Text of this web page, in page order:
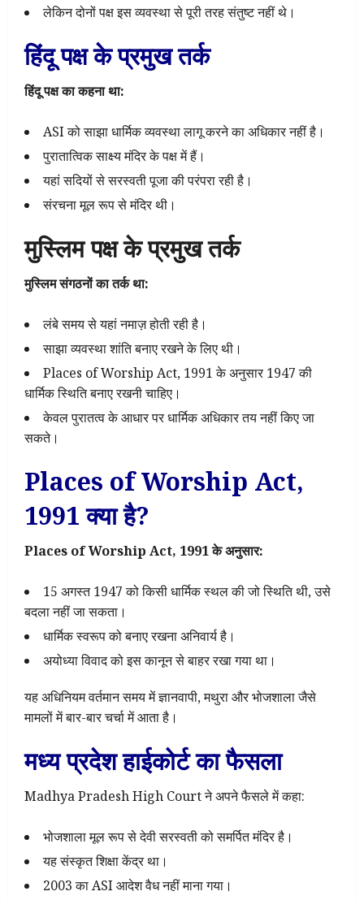
लेकिन दोनों पक्ष इस व्यवस्था से पूरी तरह संतुष्ट नहीं थे।
हिंदू पक्ष के प्रमुख तर्क
हिंदू पक्ष का कहना था:
ASI को साझा धार्मिक व्यवस्था लागू करने का अधिकार नहीं है।
पुरातात्विक साक्ष्य मंदिर के पक्ष में हैं।
यहां सदियों से सरस्वती पूजा की परंपरा रही है।
संरचना मूल रूप से मंदिर थी।
मुस्लिम पक्ष के प्रमुख तर्क
मुस्लिम संगठनों का तर्क था:
लंबे समय से यहां नमाज़ होती रही है।
साझा व्यवस्था शांति बनाए रखने के लिए थी।
Places of Worship Act, 1991 के अनुसार 1947 की
धार्मिक स्थिति बनाए रखनी चाहिए।
केवल पुरातत्व के आधार पर धार्मिक अधिकार तय नहीं किए जा
सकते।
Places of Worship Act,
1991 क्या है?
Places of Worship Act, 1991 के अनुसार:
15 अगस्त 1947 को किसी धार्मिक स्थल की जो स्थिति थी, उसे
बदला नहीं जा सकता।
धार्मिक स्वरूप को बनाए रखना अनिवार्य है।
अयोध्या विवाद को इस कानून से बाहर रखा गया था।
यह अधिनियम वर्तमान समय में ज्ञानवापी, मथुरा और भोजशाला जैसे
मामलों में बार-बार चर्चा में आता है।
मध्य प्रदेश हाईकोर्ट का फैसला
Madhya Pradesh High Court ने अपने फैसले में कहा:
भोजशाला मूल रूप से देवी सरस्वती को समर्पित मंदिर है।
यह संस्कृत शिक्षा केंद्र था।
2003 का ASI आदेश वैध नहीं माना गया।